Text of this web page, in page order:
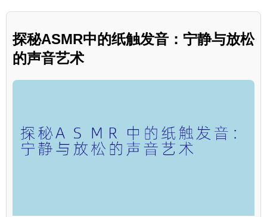
探秘ASMR中的纸触发音：宁静与放松
的声音艺术